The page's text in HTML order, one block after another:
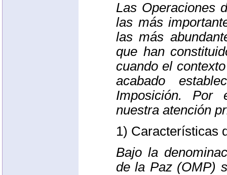
Las Operaciones
las más
las más
que han
cuando el
acabado
Imposición. Por
nuestra atención
1) Características
Bajo la
de la Paz (OMP)